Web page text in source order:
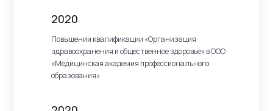
2020
Повышении квалификации «Организация
здравоохранения и общественное здоровье» в ООО
«Медицинская академия профессионального
образования»